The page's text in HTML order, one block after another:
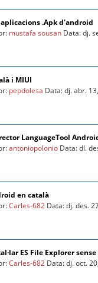
aplicacions .Apk d'android
mustafa sousan Data: dj.
i MIUI
pepdolesa Data: dj. abr.
LanguageTool
antoniopolonio Data: dl.
en català
Carles-682 Data: dj. des.
ES File Explorer
Carles-682 Data: dj. oct.